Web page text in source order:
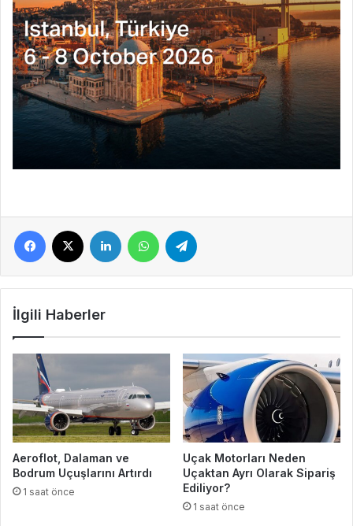
Facebook LinkedIn WhatsApp
İlgili Haberler
Aeroflot, Dalaman ve
Bodrum Uçuşlarını Artırdı
1 saat önce
Uçak Motorları Neden
Uçaktan Ayrı Olarak Sipariş
Ediliyor?
1 saat önce